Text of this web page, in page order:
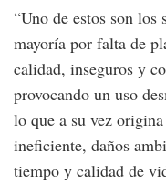
“Uno de estos son los
mayoría por falta de
calidad, inseguros y
provocando un uso
lo que a su vez
ineficiente, daños
tiempo y calidad de